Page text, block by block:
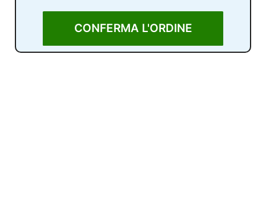
CONFERMA L'ORDINE